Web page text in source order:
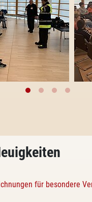
für besondere